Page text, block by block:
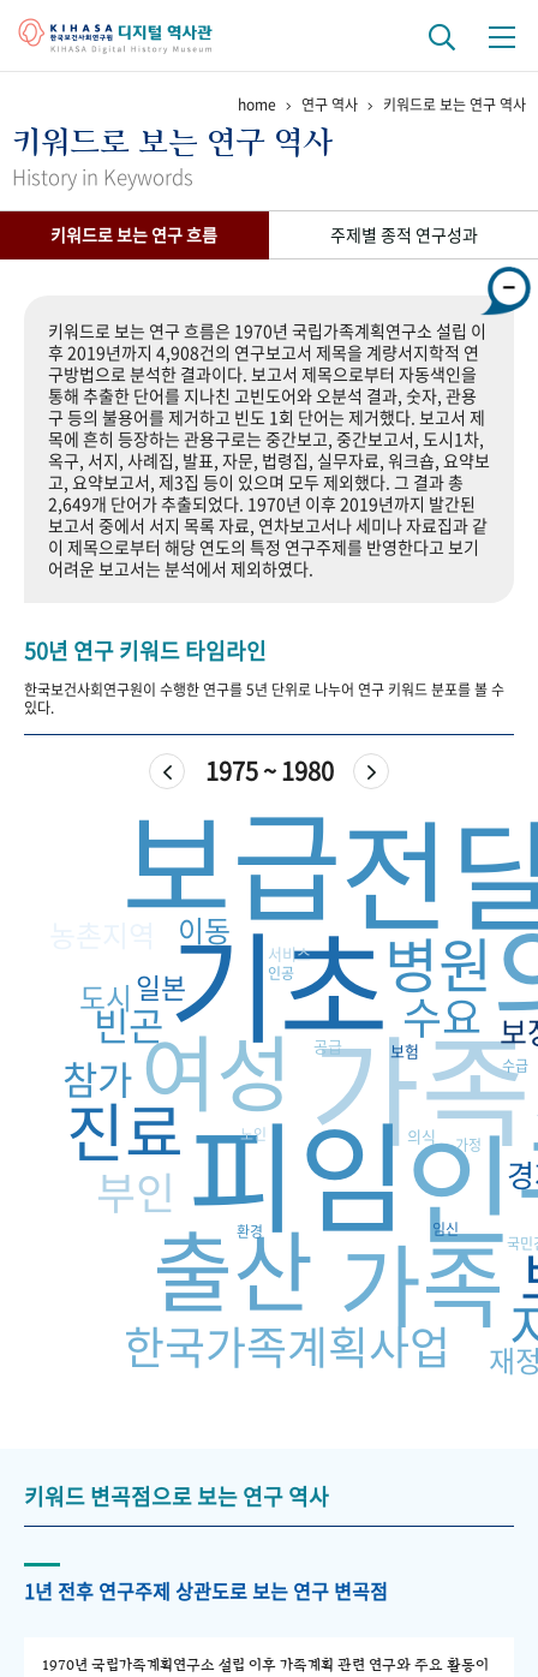
걸어온 길 기관 변천사 역대 기관장
연구 역사
기록물 아카이브
사진 아카이브 문서 기록물 행정박물 영상 기록물
+1주년 기념
성과 50선 숫자로 보는 50년 50+1주년 광장
세계와 함께 한 KIHASA
VR 역사관
home 연구 역사 키워드로 보는 연구 역사
키워드로 보는 연구 역사
History in Keywords
키워드로 보는 연구 흐름 주제별 종적 연구성과
키워드로 보는 연구 흐름은 1970년 국립가족계획연구소 설립 이
후 2019년까지 4,908건의 연구보고서 제목을 계량서지학적 연
구방법으로 분석한 결과이다. 보고서 제목으로부터 자동색인을
통해 추출한 단어를 지나친 고빈도어와 오분석 결과, 숫자, 관용
구 등의 불용어를 제거하고 빈도 1회 단어는 제거했다. 보고서 제
목에 흔히 등장하는 관용구로는 중간보고, 중간보고서, 도시1차,
옥구, 서지, 사례집, 발표, 자문, 법령집, 실무자료, 워크숍, 요약보
고, 요약보고서, 제3집 등이 있으며 모두 제외했다. 그 결과 총
2,649개 단어가 추출되었다. 1970년 이후 2019년까지 발간된
보고서 중에서 서지 목록 자료, 연차보고서나 세미나 자료집과 같
이 제목으로부터 해당 연도의 특정 연구주제를 반영한다고 보기
어려운 보고서는 분석에서 제외하였다.
50년 연구 키워드 타임라인
한국보건사회연구원이 수행한 연구를 5년 단위로 나누어 연구 키워드 분포를 볼 수
있다.
1975 ~ 1980
기초
전
가
피임
보급
가족
출산
여성
진료
병원
한국가족계획사업
수요
부인
참가
빈곤 보
이동
재
도시 일본
서비스
공급 보험
의식 가정
노인
국민
수급
환경 임신
인공
키워드 변곡점으로 보는 연구 역사
1년 전후 연구주제 상관도로 보는 연구 변곡점
1970년 국립가족계획연구소 설립 이후 가족계획 관련 연구와 주요 활동이